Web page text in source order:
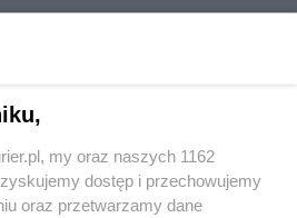
Szczecina. 21-latek
km/hmy oraz naszych 1162
dostęp i przechowujemy
oraz przetwarzamy dane